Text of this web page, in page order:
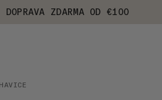
DOPRAVA ZDARMA OD €100